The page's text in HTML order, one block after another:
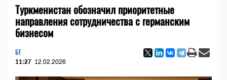
Туркменистан обозначил приоритетные
направления сотрудничества с германским
бизнесом
БТ
11:27 12.02.2026